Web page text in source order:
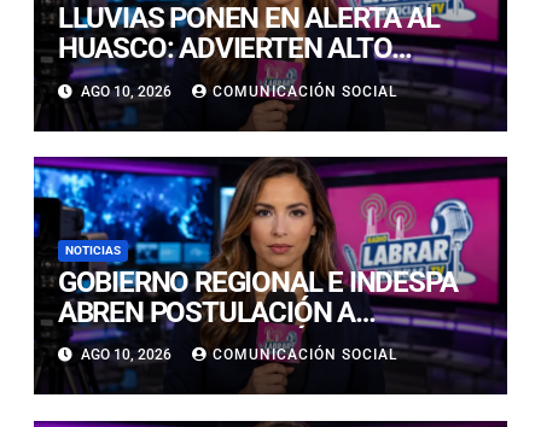
LLUVIAS PONEN EN ALERTA AL
HUASCO: ADVIERTEN ALTO
RIESGO DE ALUVIONES Y
DERRUMBES
AGO 10, 2026 COMUNICACIÓN SOCIAL
NOTICIAS
GOBIERNO REGIONAL E INDESPA
ABREN POSTULACIÓN A
CONCURSO POR MÁS DE $385
MILLONES PARA FORTALECER LA
PESCA ARTESANAL
AGO 10, 2026 COMUNICACIÓN SOCIAL